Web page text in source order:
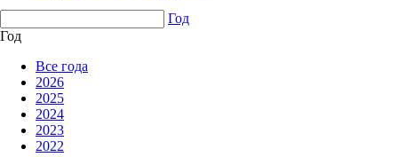
Год
Год
Все года
2026
2025
2024
2023
2022